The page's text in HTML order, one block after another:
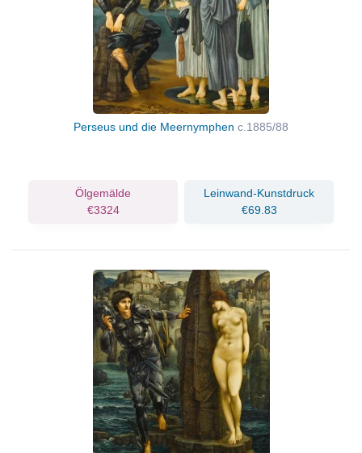
Perseus und die Meernymphen c.1885/88
Ölgemälde
€3324
Leinwand-Kunstdruck
€69.83